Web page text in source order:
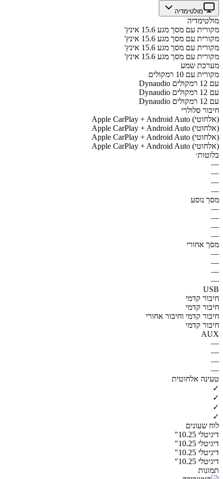
מולטימדיה
מולטימדיה
מקורית עם מסך מגע 15.6 אינץ'
מקורית עם מסך מגע 15.6 אינץ'
מקורית עם מסך מגע 15.6 אינץ'
מקורית עם מסך מגע 15.6 אינץ'
מערכת שמע
מקורית עם 10 רמקולים
Dynaudio עם 12 רמקולים
Dynaudio עם 12 רמקולים
Dynaudio עם 12 רמקולים
חיבור סלולרי
Apple CarPlay + Android Auto (אלחוטי)
Apple CarPlay + Android Auto (אלחוטי)
Apple CarPlay + Android Auto (אלחוטי)
Apple CarPlay + Android Auto (אלחוטי)
בלוטות׳
—
—
—
—
מסך נוסע
—
—
—
—
מסך אחורי
—
—
—
—
USB
חיבור קדמי
חיבור קדמי
חיבור קדמי וחיבור אחורי
חיבור קדמי
AUX
—
—
—
—
טעינה אלחוטית
✓
✓
✓
✓
לוח שעונים
דיגיטלי 10.25"
דיגיטלי 10.25"
דיגיטלי 10.25"
דיגיטלי 10.25"
תמונות